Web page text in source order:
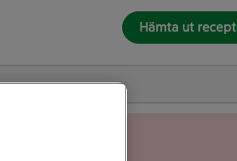
Hämta ut recept